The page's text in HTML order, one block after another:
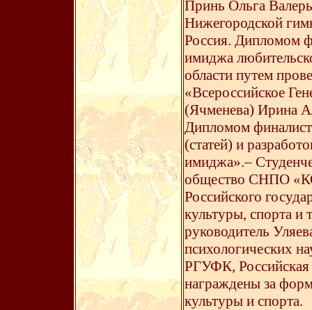
Принь Ольга
Нижегородской
Россия. Дипломом
имиджа
области путем
«Всероссийское
(Ячменева) Ирина
Дипломом
(статей) и
имиджа».–
общество СНПО
Российского
культуры, спорта
руководитель
психологических
РГУФК,
награждены за
культуры и спорта.